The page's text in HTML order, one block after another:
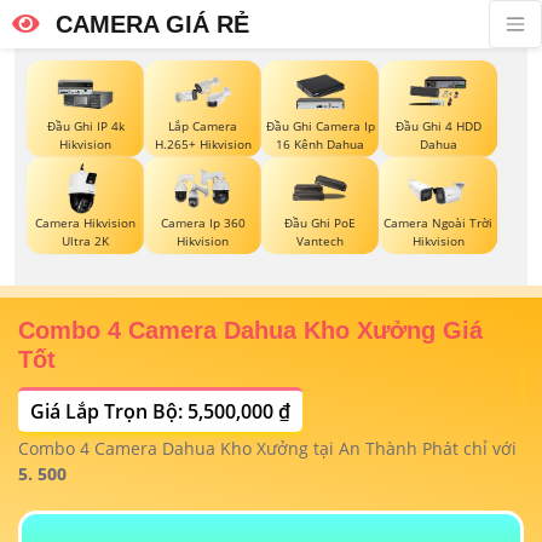
CAMERA GIÁ RẺ
Đầu Ghi IP 4k
Hikvision
Lắp Camera
H.265+ Hikvision
Đầu Ghi Camera Ip
16 Kênh Dahua
Đầu Ghi 4 HDD
Dahua
Camera Hikvision
Ultra 2K
Camera Ip 360
Hikvision
Đầu Ghi PoE
Vantech
Camera Ngoài Trời
Hikvision
Combo 4 Camera Dahua Kho Xưởng Giá
Tốt
Giá Lắp Trọn Bộ: 5,500,000 ₫
Combo 4 Camera Dahua Kho Xưởng tại An Thành Phát chỉ với
5. 500